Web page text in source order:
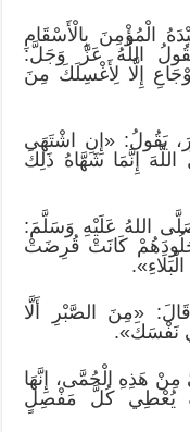
الْمُؤْمِنَ بِالْأَسْقَامِ
اللَّهُ عَزَّ وَجَلَّ:
إِلَّا لِأَغْسِلَكَ مِنَ
يَقُولُ: «إِنِ اشْتَهَى
إِنَّمَا شَهَّاهُ ذَلِكَ
اللهُ عَلَيْهِ وَسَلَّمَ:
جُلُودَهُمْ كَانَتْ قُرِضَتْ
«مِنَ الصَّبْرِ أَلَّا
نَفْسَكَ».
هَذِهِ الْحُمَّى، إِنَّهَا
يُعْطِي كُلَّ مَفْصِلٍ